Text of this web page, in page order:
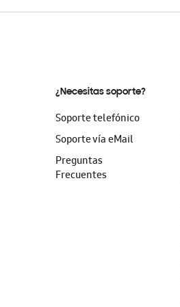
¿Necesitas soporte?
Soporte telefónico
Soporte vía eMail
Preguntas
Frecuentes